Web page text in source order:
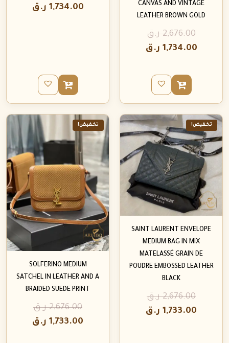
CANVAS AND VINTAGE
LEATHER BROWN GOLD
2,676.00 ر.ق
1,734.00 ر.ق
1,734.00 ر.ق
تخفيض!
SAINT LAURENT ENVELOPE
MEDIUM BAG IN MIX
MATELASSÉ GRAIN DE
POUDRE EMBOSSED LEATHER
BLACK
2,676.00 ر.ق
1,733.00 ر.ق
تخفيض!
SOLFERINO MEDIUM
SATCHEL IN LEATHER AND A
BRAIDED SUEDE PRINT
2,676.00 ر.ق
1,733.00 ر.ق